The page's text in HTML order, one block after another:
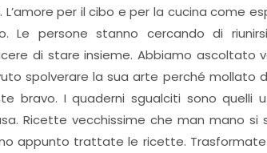
per il cibo e per la cucina come
Le persone stanno cercando di
di stare insieme. Abbiamo ascoltato
spolverare la sua arte perché mollato
bravo. I quaderni sgualciti sono quelli
Ricette vecchissime che man mano
appunto trattate le ricette.